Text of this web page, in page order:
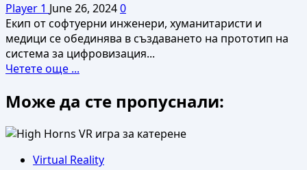
Player 1 June 26, 20240
Екип от софтуерни инженери, хуманитаристи и
медици се обединява в създаването на прототип на
система за цифровизация...
Четете още ...
about
Иновативен
проект
3D
Може да сте пропуснали:
Virtual Reality